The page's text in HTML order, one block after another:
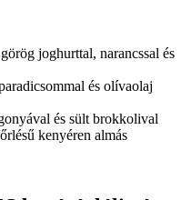
joghurttal, narancssal és
és olívaolaj
és sült brokkolival
kenyéren almás